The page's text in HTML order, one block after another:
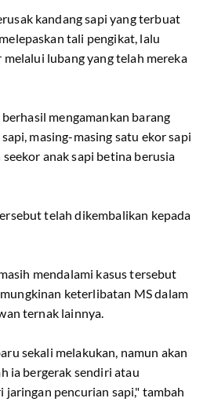
kandang sapi yang terbuat
tali pengikat, lalu
lubang yang telah mereka
mengamankan barang
masing-masing satu ekor sapi
anak sapi betina berusia
telah dikembalikan kepada
mendalami kasus tersebut
keterlibatan MS dalam
ternak lainnya.
sekali melakukan, namun akan
ia bergerak sendiri atau
jaringan pencurian sapi," tambah